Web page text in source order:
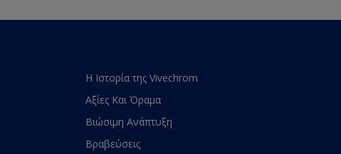
Η Ιστορία της Vivechrom
Αξίες Και Όραμα
Βιώσιμη Ανάπτυξη
Βραβεύσεις